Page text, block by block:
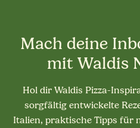
Mach deine
mit Waldis
Hol dir Waldis Pizza-
sorgfältig entwickelte
Italien, praktische Tipps für